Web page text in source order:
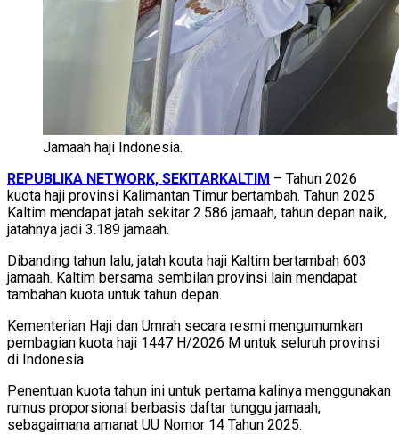
Jamaah haji Indonesia.
REPUBLIKA NETWORK, SEKITARKALTIM – Tahun 2026
kuota haji provinsi Kalimantan Timur bertambah. Tahun 2025
Kaltim mendapat jatah sekitar 2.586 jamaah, tahun depan naik,
jatahnya jadi 3.189 jamaah.
Dibanding tahun lalu, jatah kouta haji Kaltim bertambah 603
jamaah. Kaltim bersama sembilan provinsi lain mendapat
tambahan kuota untuk tahun depan.
Kementerian Haji dan Umrah secara resmi mengumumkan
pembagian kuota haji 1447 H/2026 M untuk seluruh provinsi
di Indonesia.
Penentuan kuota tahun ini untuk pertama kalinya menggunakan
rumus proporsional berbasis daftar tunggu jamaah,
sebagaimana amanat UU Nomor 14 Tahun 2025.